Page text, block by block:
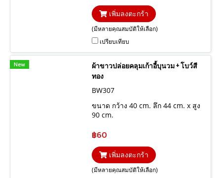
เพิ่มลงตะกร้า
(มีหลายคุณสมบัติให้เลือก)
เปรียบเทียบ
New
ผ้าขาวปล่อยคลุมเก้าอี้บุนวม + โบว์สี
ทอง
BW307
ขนาด กว้าง 40 cm. ลึก 44 cm. x สูง
90 cm.
฿60
เพิ่มลงตะกร้า
(มีหลายคุณสมบัติให้เลือก)